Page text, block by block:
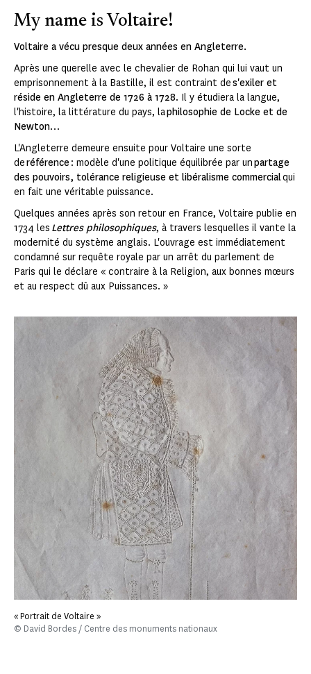
My name is Voltaire!
Voltaire a vécu presque deux années en Angleterre.
Après une querelle avec le chevalier de Rohan qui lui vaut un
emprisonnement à la Bastille, il est contraint des'exiler et
réside en Angleterre de 1726 à 1728. Il y étudiera la langue,
l'histoire, la littérature du pays, laphilosophie de Locke et de
Newton…
L'Angleterre demeure ensuite pour Voltaire une sorte
deréférence : modèle d'une politique équilibrée par unpartage
des pouvoirs, tolérance religieuse et libéralisme commercialqui
en fait une véritable puissance.
Quelques années après son retour en France, Voltaire publie en
1734 les Lettres philosophiques, à travers lesquelles il vante la
modernité du système anglais. L'ouvrage est immédiatement
condamné sur requête royale par un arrêt du parlement de
Paris qui le déclare « contraire à la Religion, aux bonnes mœurs
et au respect dû aux Puissances. »
« Portrait de Voltaire »
© David Bordes / Centre des monuments nationaux